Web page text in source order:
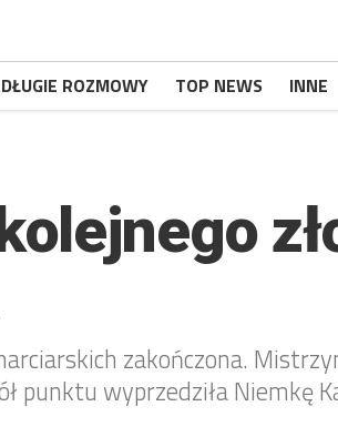
DŁUGIE ROZMOWY TOP NEWS INNE
zakończona.
punktu wyprzedziła Niemkę